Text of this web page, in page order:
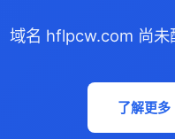
域名 hflpcw.com 尚未
了解更多